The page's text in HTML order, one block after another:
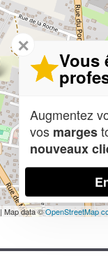
| Map data ©OpenStreetMap
✕
Vous
Augmentez
vos marges
nouveaux